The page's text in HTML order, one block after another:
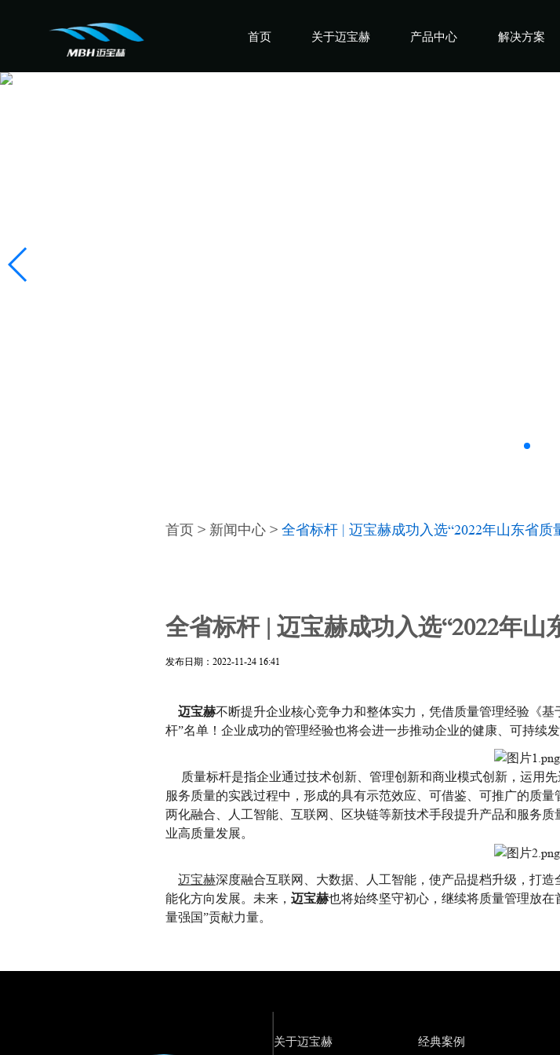
首页 关于迈宝赫 产品中心 解决方案
首页 > 新闻中心 >全省标杆 | 迈宝赫成功入选“2022年山东省质
全省标杆 | 迈宝赫成功入选“2022年山
发布日期：2022-11-24 16:41
迈宝赫不断提升企业核心竞争力和整体实力，凭借质量管理经验《
杆”名单！企业成功的管理经验也将会进一步推动企业的健康、可持续发
质量标杆是指企业通过技术创新、管理创新和商业模式创新，运用
服务质量的实践过程中，形成的具有示范效应、可借鉴、可推广的质
两化融合、人工智能、互联网、区块链等新技术手段提升产品和服务
业高质量发展。
迈宝赫深度融合互联网、大数据、人工智能，使产品提档升级，打造
能化方向发展。未来，迈宝赫也将始终坚守初心，继续将质量管理放
量强国”贡献力量。
关于迈宝赫 经典案例